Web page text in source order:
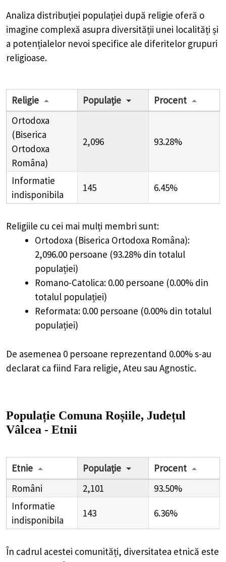
Analiza distribuției populației după religie oferă o
imagine complexă asupra diversității unei localități și
a potențialelor nevoi specifice ale diferitelor grupuri
religioase.
Religie Populație
Procent
Ortodoxa
(Biserica
Ortodoxa
Româna)
2,096 93.28%
Informatie
indisponibila
145 6.45%
Religiile cu cei mai mulți membri sunt:
Ortodoxa (Biserica Ortodoxa Româna):
2,096.00 persoane (93.28% din totalul
populației)
Romano-Catolica: 0.00 persoane (0.00% din
totalul populației)
Reformata: 0.00 persoane (0.00% din totalul
populației)
De asemenea 0 persoane reprezentand 0.00% s-au
declarat ca fiind Fara religie, Ateu sau Agnostic.
Populație Comuna Roșiile, Județul
Vâlcea - Etnii
Etnie Populație
Procent
Români
2,101
93.50%
Informatie
indisponibila
143 6.36%
În cadrul acestei comunități, diversitatea etnică este